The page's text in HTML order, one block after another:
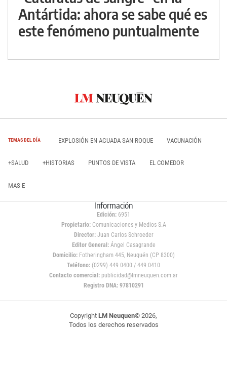
Antártida: ahora se sabe qué es
este fenómeno puntualmente
TEMAS DEL DÍA EXPLOSIÓN EN AGUADA SAN ROQUE VACUNACIÓN
+SALUD +HISTORIAS PUNTOS DE VISTA EL COMEDOR
MAS E
Información
Edición: 6951
Propietario:Comunicaciones y Medios S.A
Director: Juan Carlos Schroeder
Editor General:Ángel Casagrande
Domicilio:Fotheringham 445, Neuquén (CP 8300)
Teléfono: (0299) 449 0400 / 449 0410
Contacto comercial: publicidad@lmneuquen.com.ar
Registro DNA: 97810291
Copyright LM Neuquen© 2026,
Todos los derechos reservados